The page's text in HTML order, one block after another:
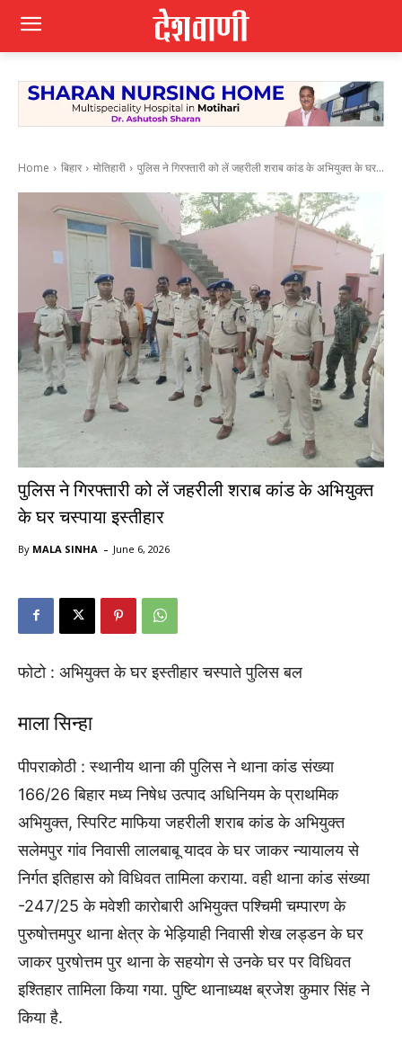
Home बिहार मोतिहारी पुलिस ने गिरफ्तारी को लें जहरीली शराब कांड के अभियुक्त के घर...
पुलिस ने गिरफ्तारी को लें जहरीली शराब कांड के अभियुक्त
के घर चस्पाया इस्तीहार
By MALA SINHA - June 6, 2026
फोटो : अभियुक्त के घर इस्तीहार चस्पाते पुलिस बल
माला सिन्हा
पीपराकोठी : स्थानीय थाना की पुलिस ने थाना कांड संख्या
166/26 बिहार मध्य निषेध उत्पाद अधिनियम के प्राथमिक
अभियुक्त, स्पिरिट माफिया जहरीली शराब कांड के अभियुक्त
सलेमपुर गांव निवासी लालबाबू यादव के घर जाकर न्यायालय से
निर्गत इतिहास को विधिवत तामिला कराया. वही थाना कांड संख्या
-247/25 के मवेशी कारोबारी अभियुक्त पश्चिमी चम्पारण के
पुरुषोत्तमपुर थाना क्षेत्र के भेड़ियाही निवासी शेख लड्डन के घर
जाकर पुरषोत्तम पुर थाना के सहयोग से उनके घर पर विधिवत
इश्तिहार तामिला किया गया. पुष्टि थानाध्यक्ष ब्रजेश कुमार सिंह ने
किया है.